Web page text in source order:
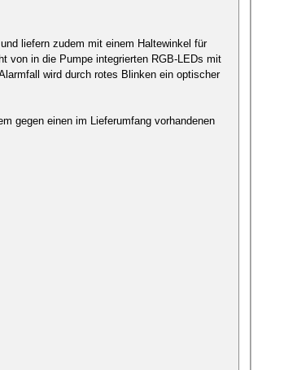
liefern zudem mit einem Haltewinkel für
von in die Pumpe integrierten RGB-LEDs mit
wird durch rotes Blinken ein optischer
gegen einen im Lieferumfang vorhandenen